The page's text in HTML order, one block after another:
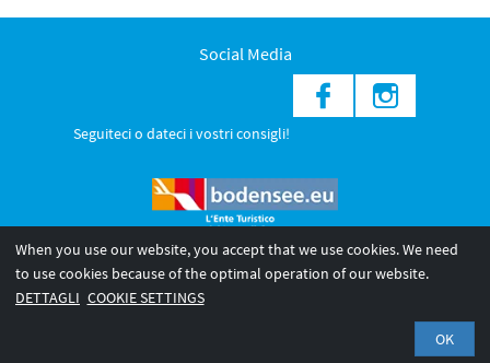
Social Media
Seguiteci o dateci i vostri consigli!
© 2026 Internationale Bodensee Tourismus GmbH
When you use our website, you accept that we use cookies. We need
to use cookies because of the optimal operation of our website.
DETTAGLI COOKIE SETTINGS
OK